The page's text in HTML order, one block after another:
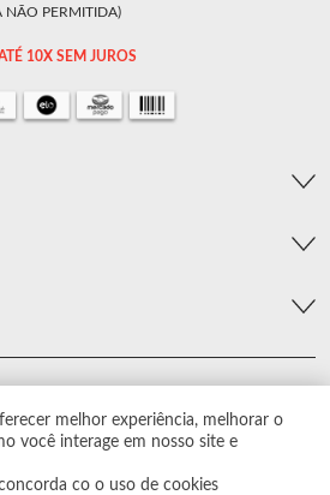
melhor experiência, melhorar o
você interage em nosso site e
co o uso de cookies
NÃO PERMITIDA)
10X SEM JUROS
Todos os direitos reservados.
Preços e estoque sujeito a alterações sem
aviso prévio.